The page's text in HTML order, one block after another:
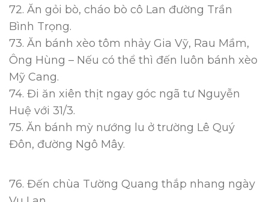
72. Ăn gỏi bò, cháo bò cô Lan đường Trần
Bình Trọng.
73. Ăn bánh xèo tôm nhảy Gia Vỹ, Rau Mầm,
Ông Hùng – Nếu có thể thì đến luôn bánh xèo
Mỹ Cang.
74. Đi ăn xiên thịt ngay góc ngã tư Nguyễn
Huệ với 31/3.
75. Ăn bánh mỳ nướng lu ở trường Lê Quý
Đôn, đường Ngô Mây.
76. Đến chùa Tường Quang thắp nhang ngày